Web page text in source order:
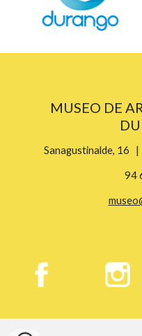
MUSEO DE
Sanagustinalde,
94